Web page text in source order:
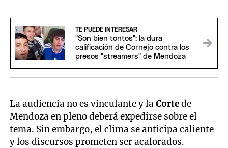
TE PUEDE INTERESAR
"Son bien tontos": la dura
calificación de Cornejo contra los
presos "streamers" de Mendoza
La audiencia no es vinculante y laCortede
Mendoza en pleno deberá expedirse sobre el
tema. Sin embargo, el clima se anticipa caliente
y los discursos prometen ser acalorados.